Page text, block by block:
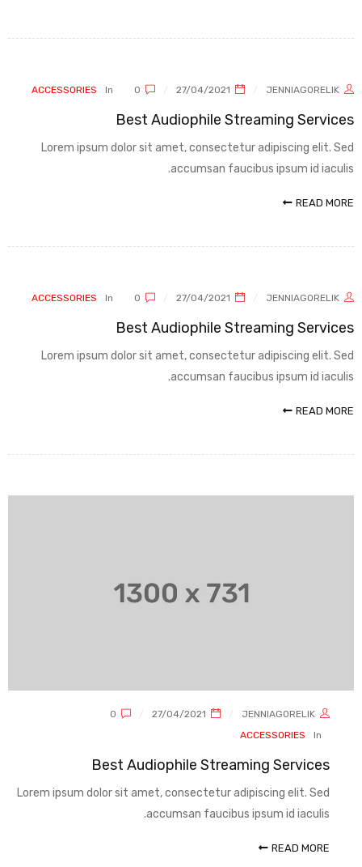
JENNIAGORELIK
In
ACCESSORIES
Best Audiophile Streaming Services
Lorem ipsum dolor sit amet, consectetur adipiscing elit. Sed
accumsan faucibus ipsum id iaculis.
READ MORE
JENNIAGORELIK
In
ACCESSORIES
Best Audiophile Streaming Services
Lorem ipsum dolor sit amet, consectetur adipiscing elit. Sed
accumsan faucibus ipsum id iaculis.
READ MORE
JENNIAGORELIK
In
ACCESSORIES
Best Audiophile Streaming Services
Lorem ipsum dolor sit amet, consectetur adipiscing elit. Sed
accumsan faucibus ipsum id iaculis.
READ MORE